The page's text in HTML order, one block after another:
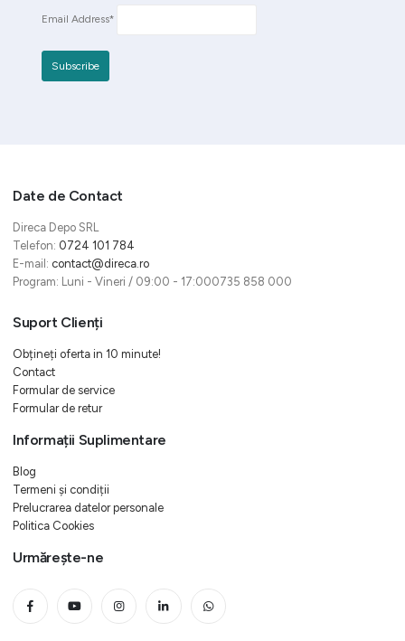
Email Address*
Date de Contact
Direca Depo SRL
Telefon: 0724 101 784
E-mail: contact@direca.ro
Program: Luni - Vineri / 09:00 - 17:000735 858 000
Suport Clienți
Obțineți oferta in 10 minute!
Contact
Formular de service
Formular de retur
Informații Suplimentare
Blog
Termeni și condiții
Prelucrarea datelor personale
Politica Cookies
Urmărește-ne